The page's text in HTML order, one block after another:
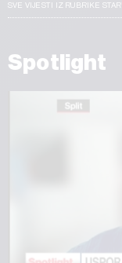
SVE VIJESTI IZ RUBRIKE
Spotlight